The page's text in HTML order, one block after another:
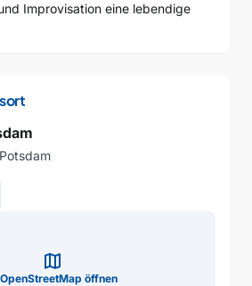
Improvisation eine lebendige
map
öffnen